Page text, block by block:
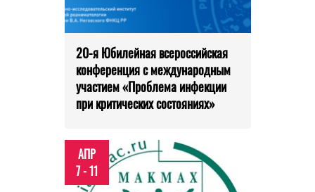
20-я Юбилейная всероссийская
конференция с международным
участием «Проблема инфекции
при критических состояниях»
АПР
7 - 11